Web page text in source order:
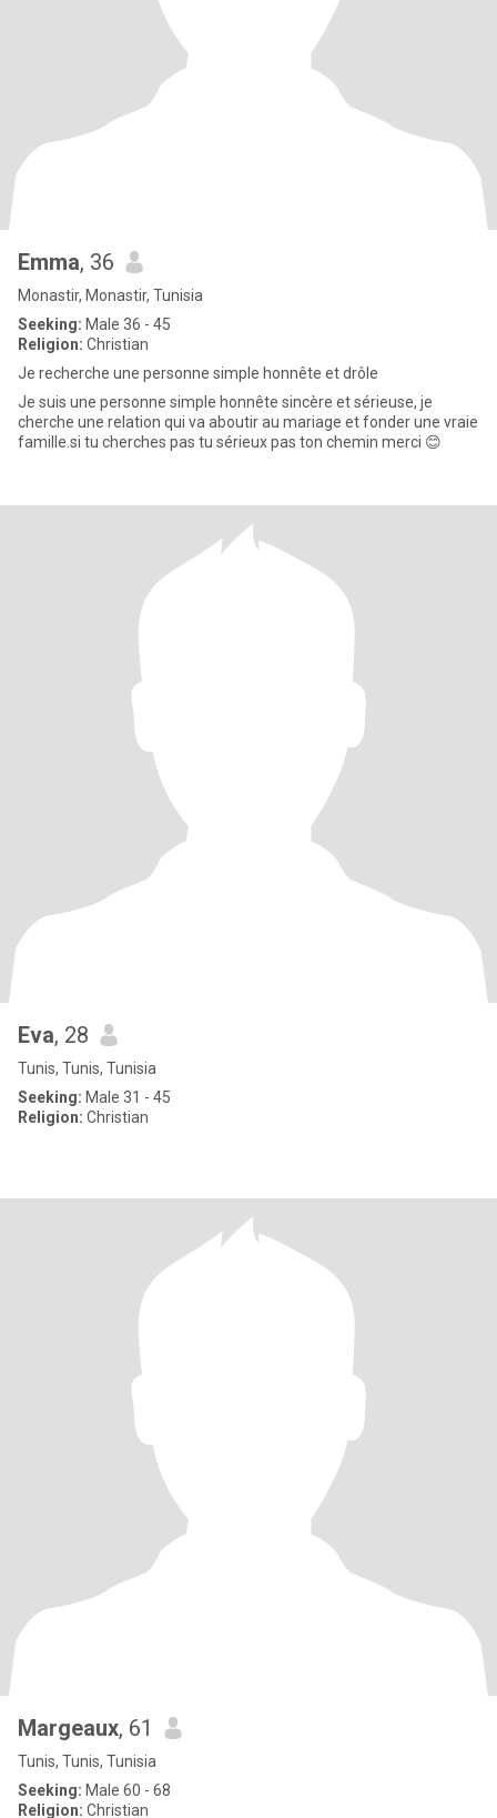
Emma, 36
Monastir, Monastir, Tunisia
Seeking: Male 36 - 45
Religion: Christian
Je recherche une personne simple honnête et drôle
Je suis une personne simple honnête sincère et sérieuse, je
cherche une relation qui va aboutir au mariage et fonder une vraie
famille.si tu cherches pas tu sérieux pas ton chemin merci 😊
Eva, 28
Tunis, Tunis, Tunisia
Seeking: Male 31 - 45
Religion: Christian
Margeaux, 61
Tunis, Tunis, Tunisia
Seeking: Male 60 - 68
Religion: Christian